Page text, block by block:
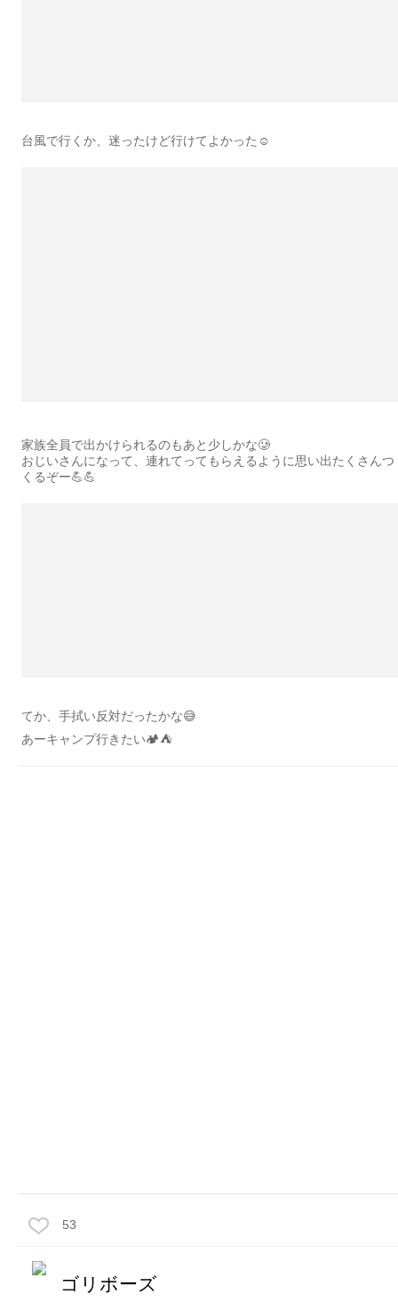
台風で行くか、迷ったけど行けてよかった☺️
家族全員で出かけられるのもあと少しかな🥲
おじいさんになって、連れてってもらえるように思い出たくさんつ
くるぞー💪💪
てか、手拭い反対だったかな😅
あーキャンプ行きたい🏕️⛺️
53
ゴリボーズ